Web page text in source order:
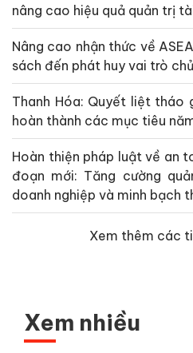
nâng cao hiệu quả quản trị
Nâng cao nhận thức về
sách đến phát huy vai trò
Thanh Hóa: Quyết liệt tháo
hoàn thành các mục tiêu
Hoàn thiện pháp luật về an
đoạn mới: Tăng cường
doanh nghiệp và minh bạch
Xem thêm các
Xem nhiều